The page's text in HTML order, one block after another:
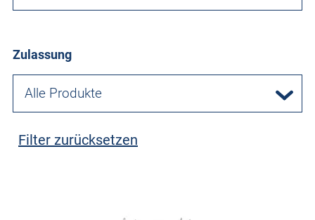
Zulassung
Alle Produkte
Filter zurücksetzen